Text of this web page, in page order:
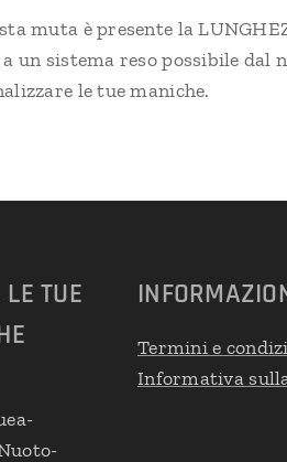
muta è presente la
un sistema reso possibile
le tue maniche.
TUE
Termini e
Informativa